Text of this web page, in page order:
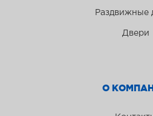
О
Раздвижные
Двери